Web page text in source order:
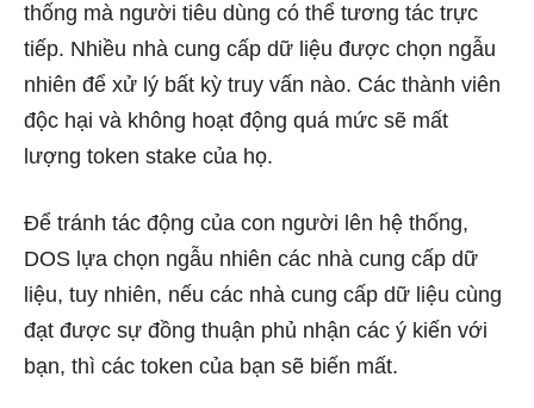
thống mà người tiêu dùng có thể tương tác trực
tiếp. Nhiều nhà cung cấp dữ liệu được chọn ngẫu
nhiên để xử lý bất kỳ truy vấn nào. Các thành viên
độc hại và không hoạt động quá mức sẽ mất
lượng token stake của họ.
Để tránh tác động của con người lên hệ thống,
DOS lựa chọn ngẫu nhiên các nhà cung cấp dữ
liệu, tuy nhiên, nếu các nhà cung cấp dữ liệu cùng
đạt được sự đồng thuận phủ nhận các ý kiến với
bạn, thì các token của bạn sẽ biến mất.